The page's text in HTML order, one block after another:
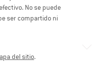
No se puede
ser compartido ni
del sitio.